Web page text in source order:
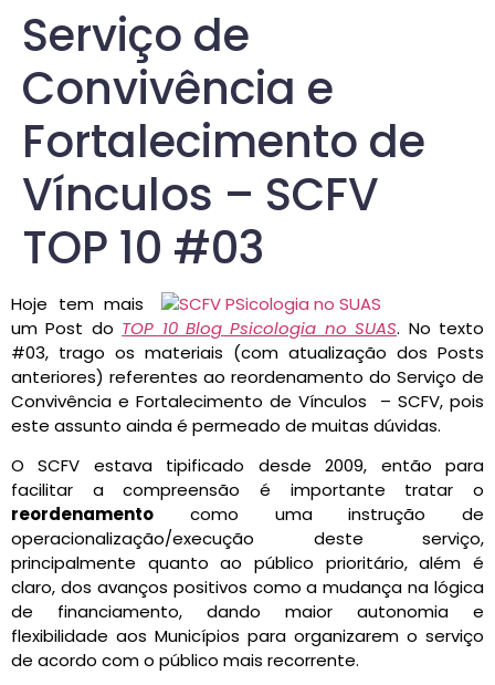
Serviço de
Convivência e
Fortalecimento de
Vínculos – SCFV
TOP 10 #03
Hoje tem mais
um Post do TOP 10 Blog Psicologia no SUAS. No texto
#03, trago os materiais (com atualização dos Posts
anteriores) referentes ao reordenamento do Serviço de
Convivência e Fortalecimento de Vínculos – SCFV, pois
este assunto ainda é permeado de muitas dúvidas.
O SCFV estava tipificado desde 2009, então para
facilitar a compreensão é importante tratar o
reordenamento como uma instrução de
operacionalização/execução deste serviço,
principalmente quanto ao público prioritário, além é
claro, dos avanços positivos como a mudança na lógica
de financiamento, dando maior autonomia e
flexibilidade aos Municípios para organizarem o serviço
de acordo com o público mais recorrente.